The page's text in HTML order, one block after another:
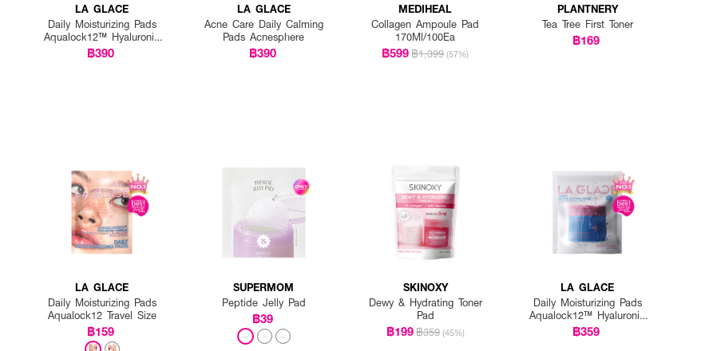
LA GLACE
Daily Moisturizing Pads
Aqualock12™ Hyaluronic
Complex
฿390
LA GLACE
Acne Care Daily Calming
Pads Acnesphere
฿390
MEDIHEAL
Collagen Ampoule Pad
170Ml/100Ea
฿599฿1,399 (57%)
PLANTNERY
Tea Tree First Toner
฿169
LA GLACE
Daily Moisturizing Pads
Aqualock12 Travel Size
฿159
SUPERMOM
Peptide Jelly Pad
฿39
SKINOXY
Dewy & Hydrating Toner
Pad
฿199฿359 (45%)
LA GLACE
Daily Moisturizing Pads
Aqualock12™ Hyaluronic
Complex Refill Size
฿359